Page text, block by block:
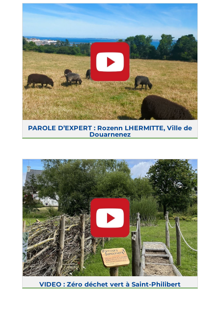
PAROLE D’EXPERT : Rozenn LHERMITTE, Ville de
Douarnenez
VIDEO : Zéro déchet vert à Saint-Philibert